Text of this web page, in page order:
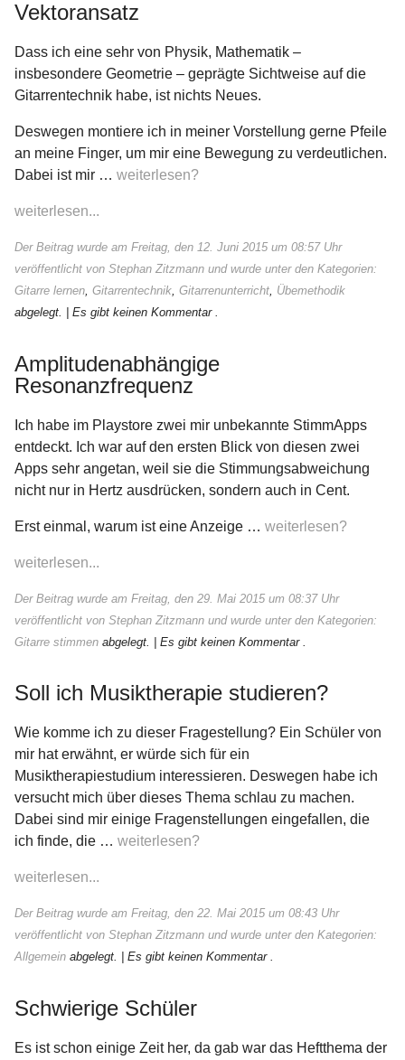
Vektoransatz
Dass ich eine sehr von Physik, Mathematik –
insbesondere Geometrie – geprägte Sichtweise auf die
Gitarrentechnik habe, ist nichts Neues.
Deswegen montiere ich in meiner Vorstellung gerne Pfeile
an meine Finger, um mir eine Bewegung zu verdeutlichen.
Dabei ist mir … weiterlesen?
weiterlesen...
Der Beitrag wurde am Freitag, den 12. Juni 2015 um 08:57 Uhr
veröffentlicht von Stephan Zitzmann und wurde unter den Kategorien:
Gitarre lernen, Gitarrentechnik, Gitarrenunterricht, Übemethodik
abgelegt.
| Es gibt keinen Kommentar .
Amplitudenabhängige
Resonanzfrequenz
Ich habe im Playstore zwei mir unbekannte StimmApps
entdeckt. Ich war auf den ersten Blick von diesen zwei
Apps sehr angetan, weil sie die Stimmungsabweichung
nicht nur in Hertz ausdrücken, sondern auch in Cent.
Erst einmal, warum ist eine Anzeige … weiterlesen?
weiterlesen...
Der Beitrag wurde am Freitag, den 29. Mai 2015 um 08:37 Uhr
veröffentlicht von Stephan Zitzmann und wurde unter den Kategorien:
Gitarre stimmen abgelegt. | Es gibt keinen Kommentar .
Soll ich Musiktherapie studieren?
Wie komme ich zu dieser Fragestellung? Ein Schüler von
mir hat erwähnt, er würde sich für ein
Musiktherapiestudium interessieren. Deswegen habe ich
versucht mich über dieses Thema schlau zu machen.
Dabei sind mir einige Fragenstellungen eingefallen, die
ich finde, die … weiterlesen?
weiterlesen...
Der Beitrag wurde am Freitag, den 22. Mai 2015 um 08:43 Uhr
veröffentlicht von Stephan Zitzmann und wurde unter den Kategorien:
Allgemein abgelegt. | Es gibt keinen Kommentar .
Schwierige Schüler
Es ist schon einige Zeit her, da gab war das Heftthema der